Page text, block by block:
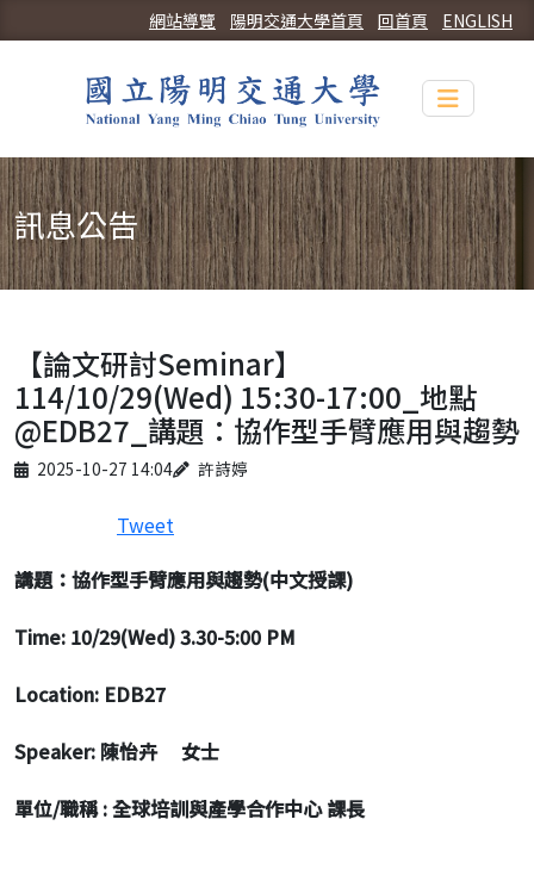
ENGLISH
回首頁
陽明交通大學首頁
網站導覽
Toggle
訊息公告
【論文研討Seminar】
114/10/29(Wed) 15:30-17:00_地點
@EDB27_講題：協作型手臂應用與趨勢
Published on
2025-10-27 14:04
Author 許詩婷
Tweet
講題：協作型手臂應用與趨勢(中文授課)
Time: 10/29(Wed) 3.30-5:00 PM
Location: EDB27
Speaker: 陳怡卉 女士
單位/職稱 : 全球培訓與產學合作中心 課長